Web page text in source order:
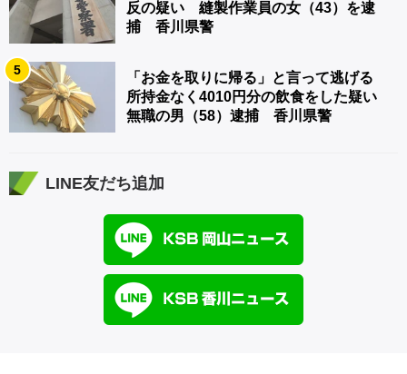
反の疑い 縫製作業員の女（43）を逮
捕 香川県警
5
「お金を取りに帰る」と言って逃げる
所持金なく4010円分の飲食をした疑い
無職の男（58）逮捕 香川県警
LINE友だち追加